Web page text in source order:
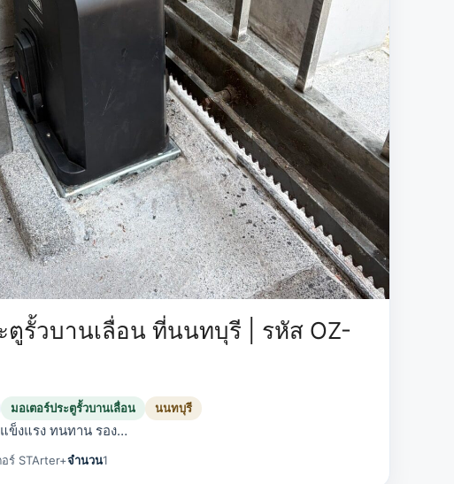
ตูรั้วบานเลื่อน ที่นนทบุรี | รหัส OZ-
มอเตอร์ประตูรั้วบานเลื่อน นนทบุรี
ข็งแรง ทนทาน รอง…
ร์ STArter+จำนวน1